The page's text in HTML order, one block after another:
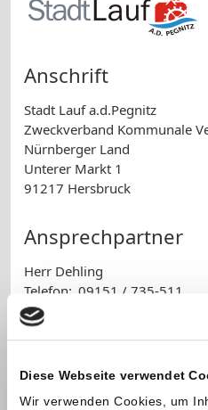
Diese Webseite verwendet
Wir verwenden Cookies, um
Anschrift
Stadt Lauf a.d.Pegnitz
Zweckverband Kommunale
Nürnberger Land
Unterer Markt 1
91217 Hersbruck
Ansprechpartner
Herr Dehling
Telefon: 09151 / 735-511
Telefax:
E-Mail:
Name *